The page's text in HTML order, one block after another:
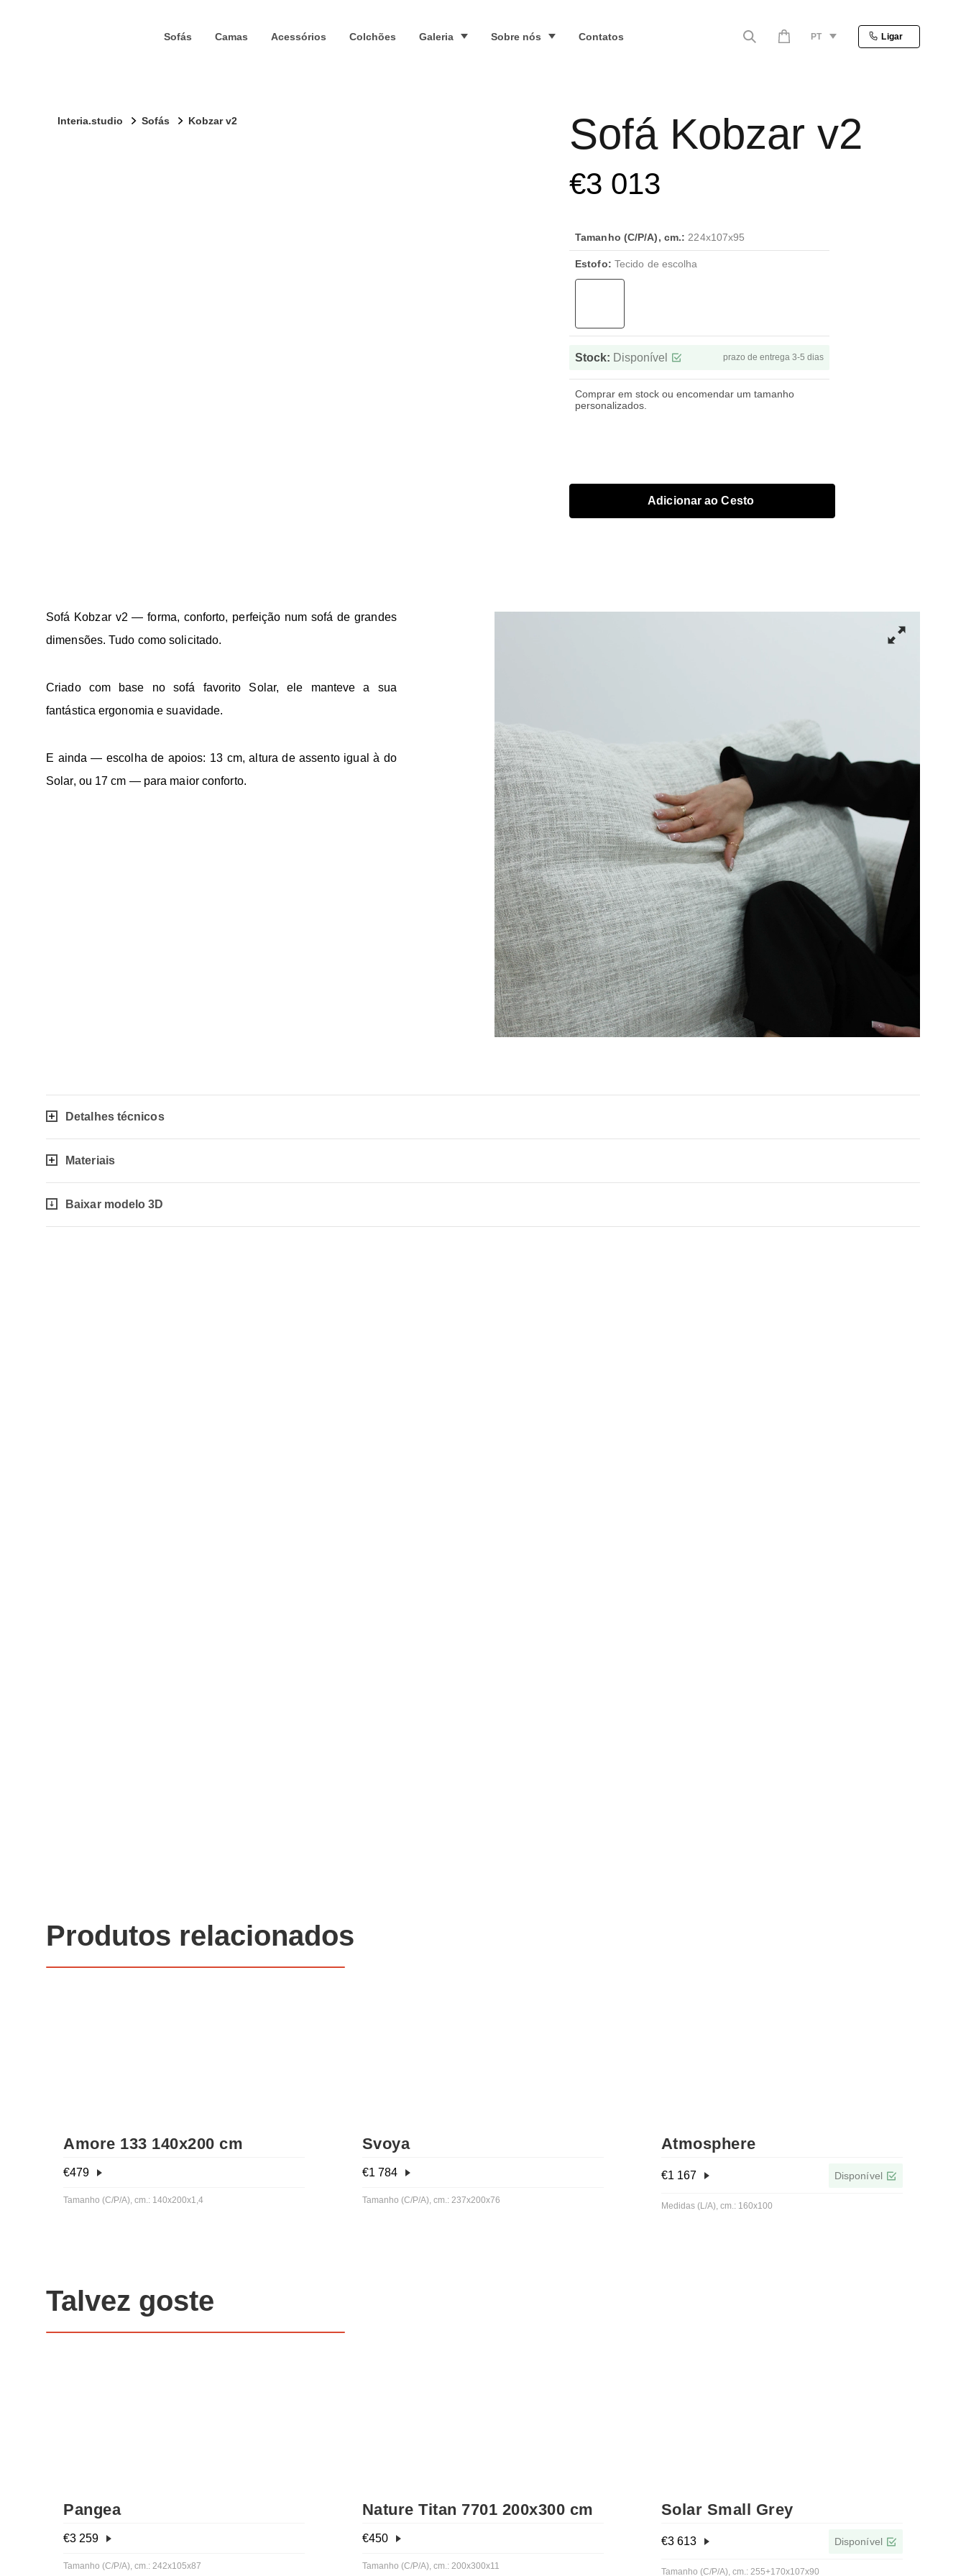
Sofás Camas Acessórios Colchões Galeria Sobre nós Contatos PT Ligar
Interia.studio Sofás Kobzar v2 Sofá Kobzar v2
€3 013
Tamanho (C/P/A), cm.: 224x107x95
Estofo: Tecido de escolha
Stock: Disponível prazo de entrega 3-5 dias
Comprar em stock ou encomendar um tamanho
personalizados.
Adicionar ao Cesto
Sofá Kobzar v2 — forma, conforto, perfeição num sofá de grandes
dimensões. Tudo como solicitado.
Criado com base no sofá favorito Solar, ele manteve a sua
fantástica ergonomia e suavidade.
E ainda — escolha de apoios: 13 cm, altura de assento igual à do
Solar, ou 17 cm — para maior conforto.
Detalhes técnicos
Materiais
Baixar modelo 3D
Produtos relacionados
Amore 133 140x200 cm
€479
Tamanho (C/P/A), cm.: 140x200x1,4
Svoya
€1 784
Tamanho (C/P/A), cm.: 237x200x76
Atmosphere
€1 167 Disponível
Medidas (L/A), cm.: 160x100
Talvez goste
Pangea
€3 259
Tamanho (C/P/A), cm.: 242x105x87
Nature Titan 7701 200x300 cm
€450
Tamanho (C/P/A), cm.: 200x300x11
Solar Small Grey
€3 613 Disponível
Tamanho (C/P/A), cm.: 255+170x107x90